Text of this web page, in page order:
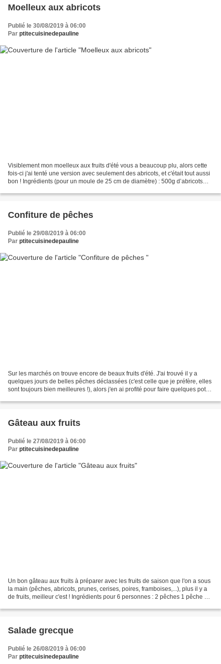
Moelleux aux abricots
Publié le 30/08/2019 à 06:00
Par ptitecuisinedepauline
Visiblement mon moelleux aux fruits d'été vous a beaucoup plu, alors cette
fois-ci j'ai tenté une version avec seulement des abricots, et c'était tout aussi
bon ! Ingrédients (pour un moule de 25 cm de diamètre) : 500g d’abricots
Confiture de pêches
Publié le 29/08/2019 à 06:00
Par ptitecuisinedepauline
Sur les marchés on trouve encore de beaux fruits d'été. J'ai trouvé il y a
quelques jours de belles pêches déclassées (c'est celle que je préfère, elles
sont toujours bien meilleures !), alors j'en ai profité pour faire quelques pots
Gâteau aux fruits
Publié le 27/08/2019 à 06:00
Par ptitecuisinedepauline
Un bon gâteau aux fruits à préparer avec les fruits de saison que l'on a sous
la main (pêches, abricots, prunes, cerises, poires, framboises,...), plus il y a
de fruits, meilleur c'est ! Ingrédients pour 6 personnes : 2 pêches 1 pêche de
Salade grecque
Publié le 26/08/2019 à 06:00
Par ptitecuisinedepauline